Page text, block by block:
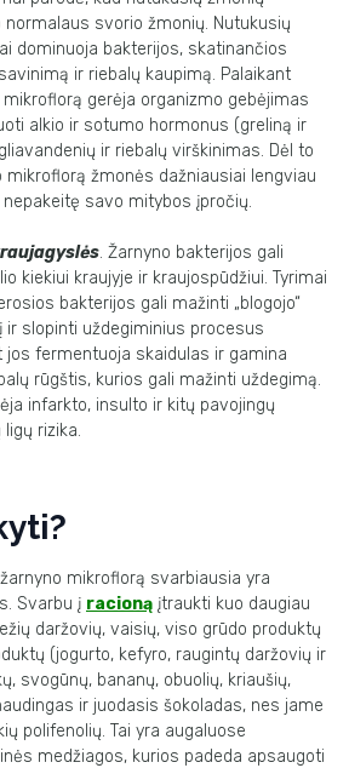
svorio žmonių. Nutukusių
dominuoja bakterijos, skatinančios
ir riebalų kaupimą. Palaikant
gerėja organizmo gebėjimas
alkio ir sotumo hormonus (greliną ir
ir riebalų virškinimas. Dėl to
žmonės dažniausiai lengviau
savo mitybos įpročių.
. Žarnyno bakterijos gali
kiekiui kraujyje ir kraujospūdžiui. Tyrimai
bakterijos gali mažinti „blogojo“
ir slopinti uždegiminius procesus
jos fermentuoja skaidulas ir gamina
rūgštis, kurios gali mažinti uždegimą.
infarkto, insulto ir kitų pavojingų
rizika.
mikroflorą svarbiausia yra
Svarbu į racioną įtraukti kuo daugiau
daržovių, vaisių, viso grūdo produktų
(jogurto, kefyro, raugintų daržovių ir
svogūnų, bananų, obuolių, kriaušių,
ir juodasis šokoladas, nes jame
polifenolių. Tai yra augaluose
medžiagos, kurios padeda apsaugoti